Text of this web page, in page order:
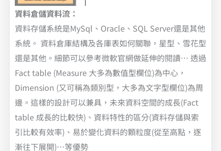
資料倉儲資料流：
資料存儲系統是MySql、Oracle、SQL Server還是其他
系統。 資料倉庫結構及各庫表如何關聯，星型、雪花型
還是其他。細節可以參考微軟官網做延伸的閱讀… 透過
Fact table (Measure 大多為數值型欄位)為中心，
Dimension (又可稱為類別型，大多為文字型欄位)為周
邊。這樣的設計可以兼具，未來資料空間的成長(Fact
table 成長的比較快)、資料特性的區分(資料存儲與索
引比較有效率)、易於變化資料的顆粒度(從至高點，逐
漸往下展開)…等優勢